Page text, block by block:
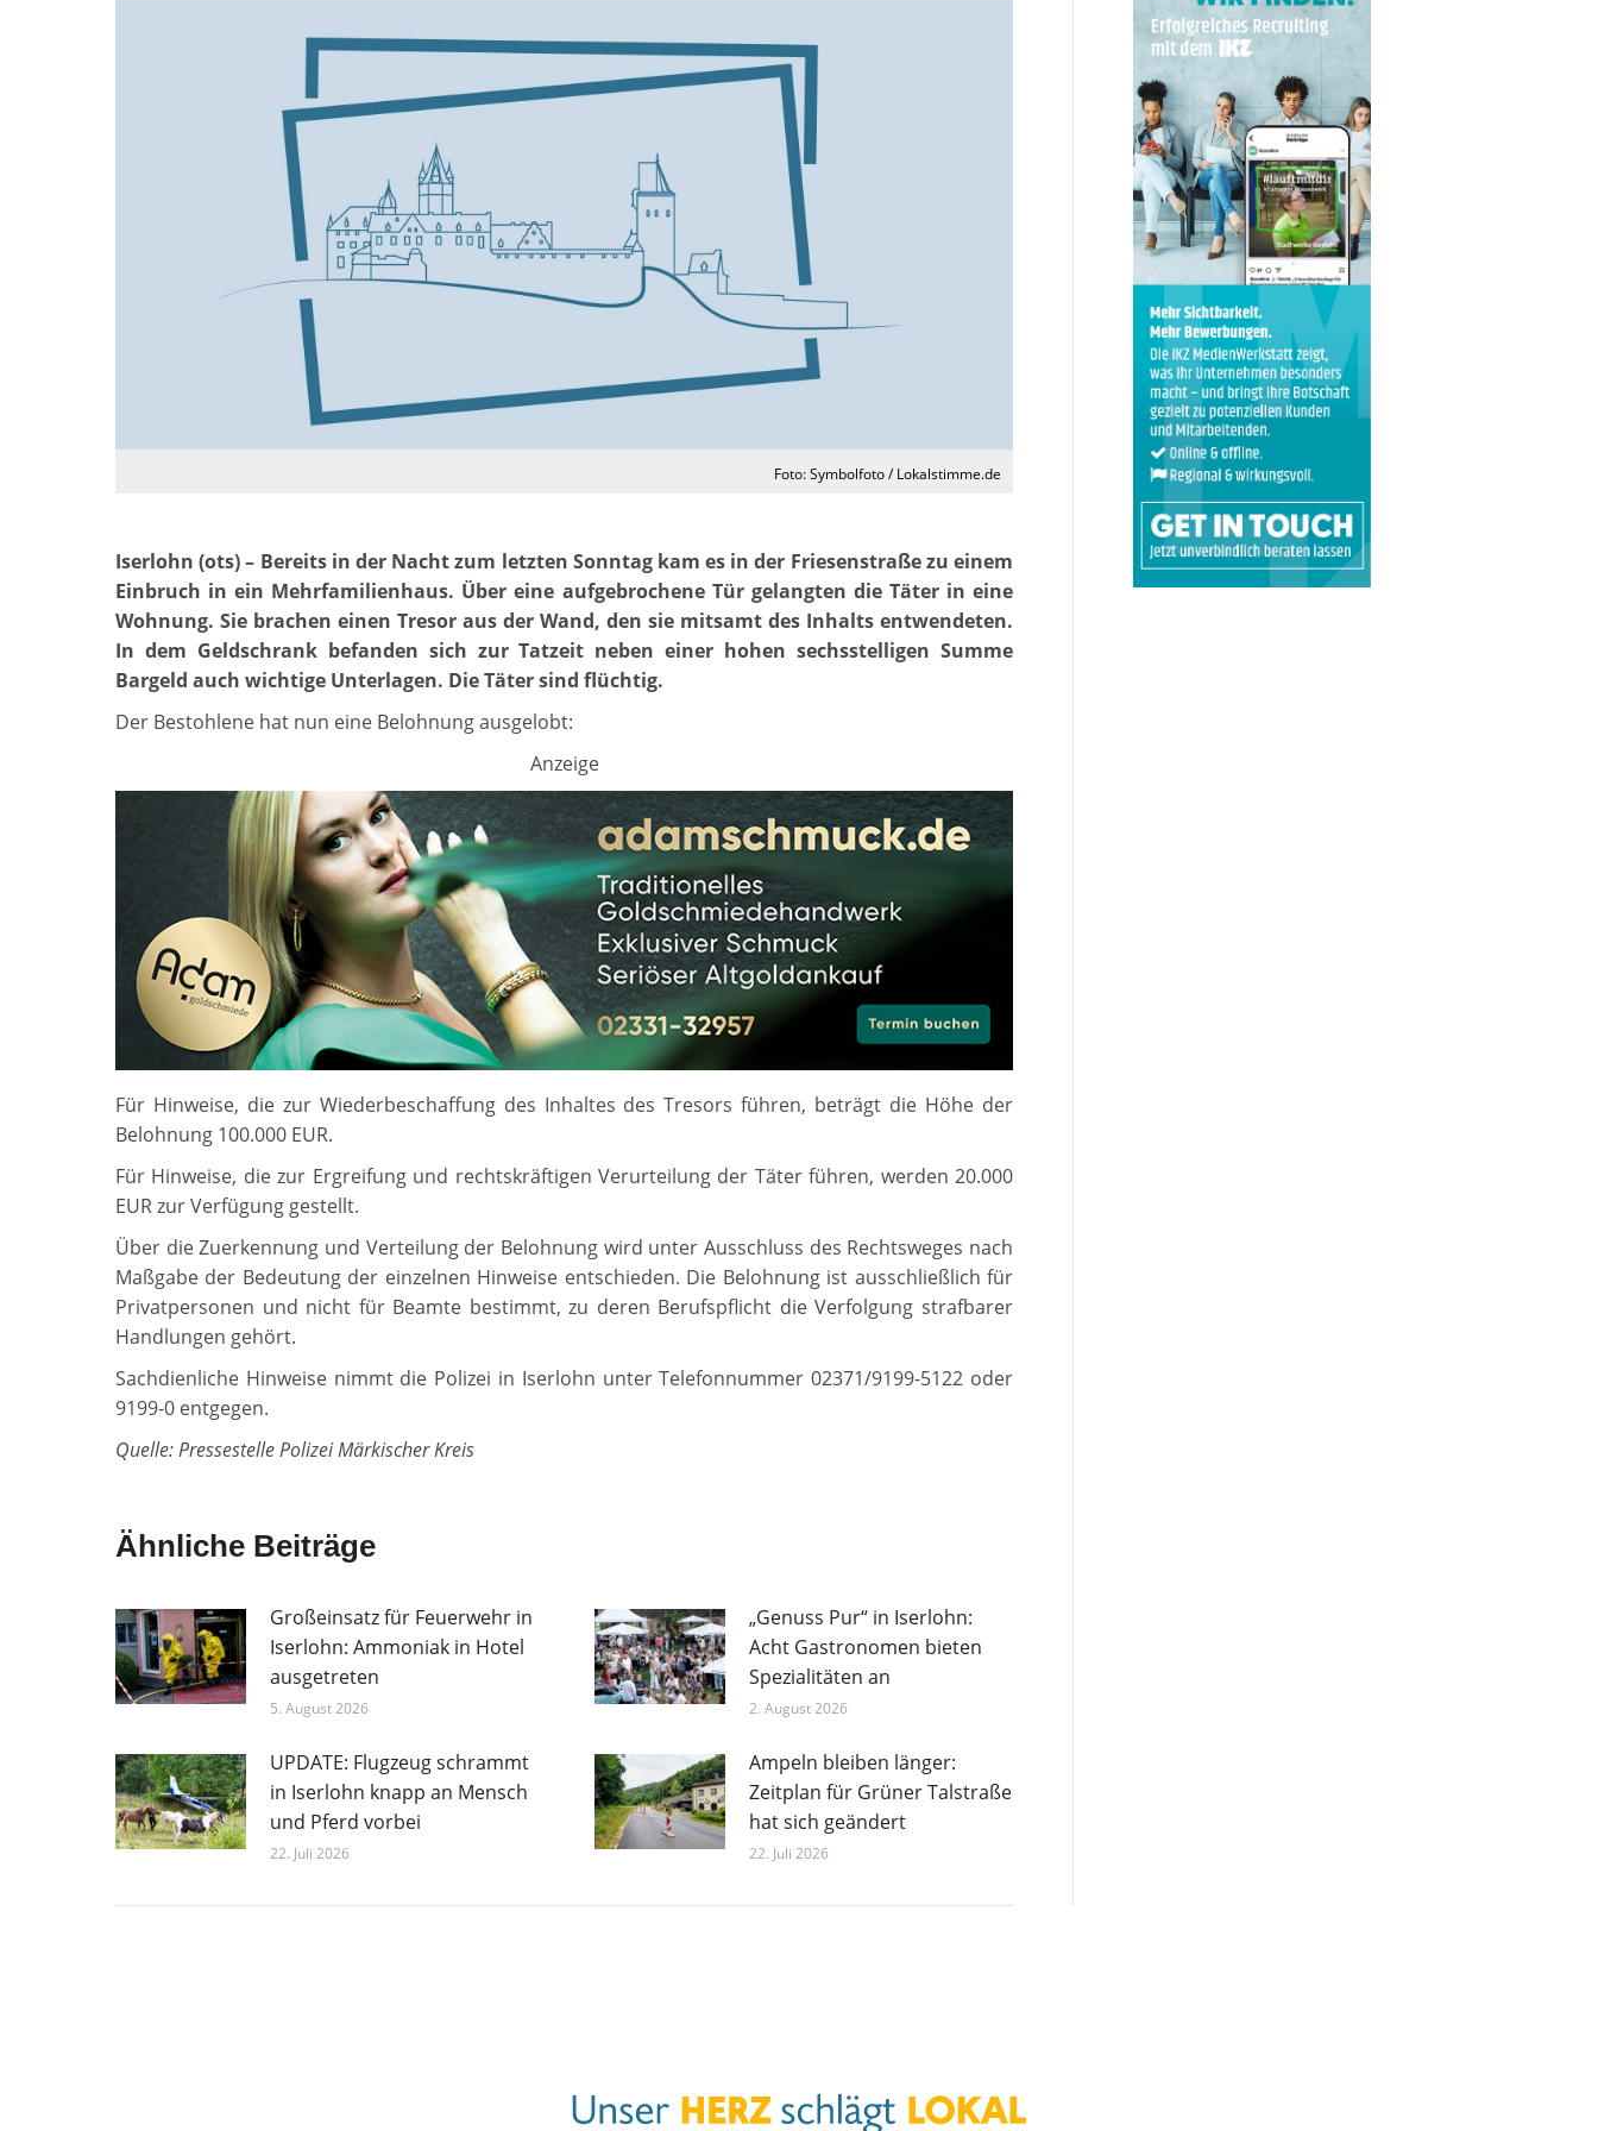
Foto: Symbolfoto / Lokalstimme.de
Iserlohn (ots) – Bereits in der Nacht zum letzten Sonntag kam es in der Friesenstraße zu einem
Einbruch in ein Mehrfamilienhaus. Über eine aufgebrochene Tür gelangten die Täter in eine
Wohnung. Sie brachen einen Tresor aus der Wand, den sie mitsamt des Inhalts entwendeten.
In dem Geldschrank befanden sich zur Tatzeit neben einer hohen sechsstelligen Summe
Bargeld auch wichtige Unterlagen. Die Täter sind flüchtig.
Der Bestohlene hat nun eine Belohnung ausgelobt:
Anzeige
Für Hinweise, die zur Wiederbeschaffung des Inhaltes des Tresors führen, beträgt die Höhe der
Belohnung 100.000 EUR.
Für Hinweise, die zur Ergreifung und rechtskräftigen Verurteilung der Täter führen, werden 20.000
EUR zur Verfügung gestellt.
Über die Zuerkennung und Verteilung der Belohnung wird unter Ausschluss des Rechtsweges nach
Maßgabe der Bedeutung der einzelnen Hinweise entschieden. Die Belohnung ist ausschließlich für
Privatpersonen und nicht für Beamte bestimmt, zu deren Berufspflicht die Verfolgung strafbarer
Handlungen gehört.
Sachdienliche Hinweise nimmt die Polizei in Iserlohn unter Telefonnummer 02371/9199-5122 oder
9199-0 entgegen.
Quelle: Pressestelle Polizei Märkischer Kreis
Ähnliche Beiträge
Großeinsatz für Feuerwehr in
Iserlohn: Ammoniak in Hotel
ausgetreten
5. August 2026
„Genuss Pur“ in Iserlohn:
Acht Gastronomen bieten
Spezialitäten an
2. August 2026
UPDATE: Flugzeug schrammt
in Iserlohn knapp an Mensch
und Pferd vorbei
22. Juli 2026
Ampeln bleiben länger:
Zeitplan für Grüner Talstraße
hat sich geändert
22. Juli 2026